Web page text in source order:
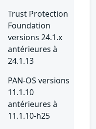
Trust Protection
Foundation
versions 24.1.x
antérieures à
24.1.13
PAN-OS versions
11.1.10
antérieures à
11.1.10-h25